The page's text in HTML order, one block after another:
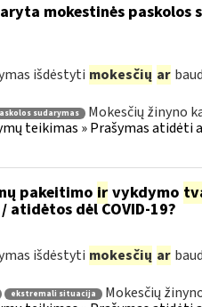
mokestinės paskolos
išdėstyti mokesčių ar
sudarymas Mokesčių žinyno
teikimas » Prašymas
pakeitimo irvykdymo
dėl COVID-19?
išdėstyti mokesčių ar
ekstremali situacija Mokesčių